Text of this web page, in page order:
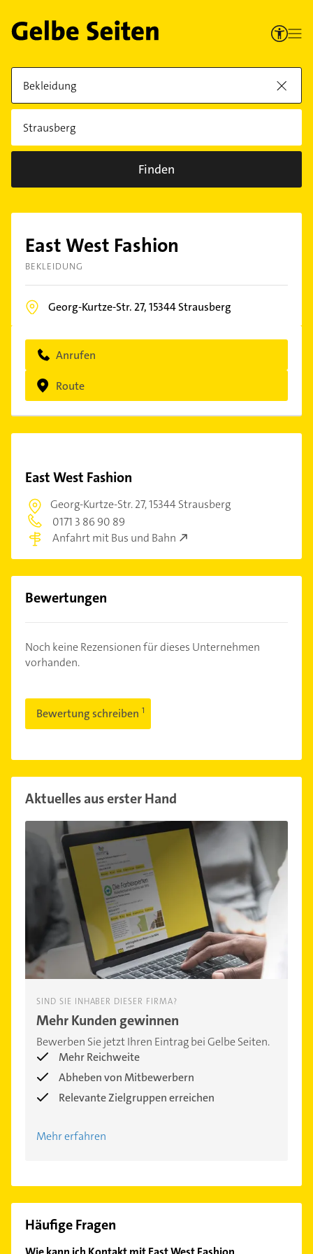
Finden
East West Fashion
BEKLEIDUNG
Georg-Kurtze-Str. 27,15344Strausberg
Anrufen
Route
East West Fashion
Georg-Kurtze-Str. 27,15344 Strausberg
0171 3 86 90 89
Anfahrt mit Bus und Bahn
Bewertungen
Noch keine Rezensionen für dieses Unternehmen
vorhanden.
Bewertung schreiben
Aktuelles aus erster Hand
SIND SIE INHABER DIESER FIRMA?
Mehr Kunden gewinnen
Bewerben Sie jetzt Ihren Eintrag bei Gelbe Seiten.
Mehr Reichweite
Abheben von Mitbewerbern
Relevante Zielgruppen erreichen
Mehr erfahren
Häufige Fragen